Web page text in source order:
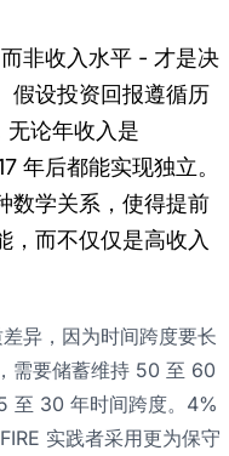
非收入水平 - 才是决
假设投资回报遵循历
论年收入是
年后都能实现独立。
数学关系，使得提前
，而不仅仅是高收入
异，因为时间跨度要长
需要储蓄维持 50 至 60
至 30 年时间跨度。4%
实践者采用更为保守